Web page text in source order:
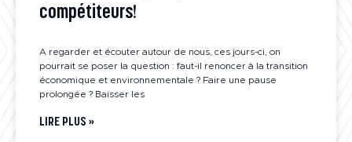
compétiteurs!
A regarder et écouter autour de nous, ces jours-ci, on
pourrait se poser la question : faut-il renoncer à la transition
économique et environnementale ? Faire une pause
prolongée ? Baisser les
LIRE PLUS »